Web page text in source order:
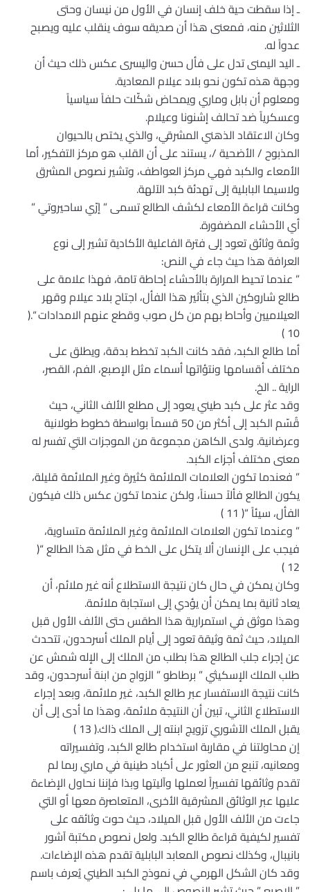
ـ إذا سقطت حية خلف إنسان في الأول من نيسان وحتى
الثلاثين منه، فمعنى هذا أن صديقه سوف ينقلب عليه ويصبح
عدواً له.
ـ اليد اليمنى تدل على فأل حسن واليسرى عكس ذلك حيث أن
وجهة هذه تكون نحو بلاد عيلام المعادية.
ومعلوم أن بابل وماري ويمحاض شكّلت حلفاً سياسياً
وعسكرياً ضد تحالف إشنونا وعيلام.
وكان الاعتقاد الذهني المشرقي، والذي يختص بالحيوان
المذبوح / الأضحية /، يستند على أن القلب هو مركز التفكير، أما
الأمعاء والكبد فهي مركز العواطف، وتشير نصوص المشرق
ولاسيما البابلية إلى تهدئة كبد الآلهة.
وكانت قراءة الأمعاء لكشف الطالع تسمى ” إرّي ساحيروتي ”
أي الأحشاء المضفورة.
وثمة وثائق تعود إلى فترة الفاعلية الأكادية تشير إلى نوع
العرافة هذا حيث جاء في النص:
” عندما تحيط المرارة بالأحشاء إحاطة تامة، فهذا علامة على
طالع شاروكين الذي بتأثير هذا الفأل، اجتاح بلاد عيلام وقهر
العيلاميين وأحاط بهم من كل صوب وقطع عنهم الامدادات “.(
10 )
أما طالع الكبد، فقد كانت الكبد تخطط بدقة، ويطلق على
مختلف أقسامها ونتؤاتها أسماء مثل الإصبع، الفم، القصر،
الراية .. الخ.
وقد عثر على كبد طيني يعود إلى مطلع الألف الثاني، حيث
قُسّم الكبد إلى أكثر من 50 قسماً بواسطة خطوط طولانية
وعرضانية. ولدى الكاهن مجموعة من الموجزات التي تفسر له
معنى مختلف أجزاء الكبد.
” فعندما تكون العلامات الملائمة كثيرة وغير الملائمة قليلة،
يكون الطالع فألاً حسناً، ولكن عندما تكون عكس ذلك فيكون
الفأل، سيئاً “( 11 )
” وعندما تكون العلامات الملائمة وغير الملائمة متساوية،
فيجب على الإنسان ألا يتكل على الخط في مثل هذا الطالع “(
12 )
وكان يمكن في حال كان نتيجة الاستطلاع أنه غير ملائم، أن
يعاد ثانية بما يمكن أن يؤدي إلى استجابة ملائمة.
وهذا موثق في استمرارية هذا الطقس حتى الألف الأول قبل
الميلاد، حيث ثمة وثيقة تعود إلى أيام الملك أسرحدون، تتحدث
عن إجراء جلب الطالع هذا بطلب من الملك إلى الإله شمش عن
طلب الملك الإسكيثي ” برطاطو ” الزواج من ابنة أسرحدون، وقد
كانت نتيجة الاستفسار عبر طالع الكبد، غير ملائمة، وبعد إجراء
الاستطلاع الثاني، تبين أن النتيجة ملائمة، وهذا ما أدى إلى أن
يقبل الملك الآشوري تزويج ابنته إلى الملك ذاك.( 13 )
إن محاولتنا في مقاربة استخدام طالع الكبد، وتفسيراته
ومعانيه، تنبع من العثور على أكباد طينية في ماري ربما لم
تقدم وثائقها تفسيراً لعملها وآليتها وبذا فإننا نحاول الإضاءة
عليها عبر الوثائق المشرقية الأخرى، المتعاصرة معها أو التي
جاءت من الألف الأول قبل الميلاد، حيث حوت وثائقه على
تفسير لكيفية قراءة طالع الكبد. ولعل نصوص مكتبة آشور
بانيبال، وكذلك نصوص المعابد البابلية تقدم هذه الإضاءات.
وقد كان الشكل الهرمي في نموذج الكبد الطيني يُعرف باسم